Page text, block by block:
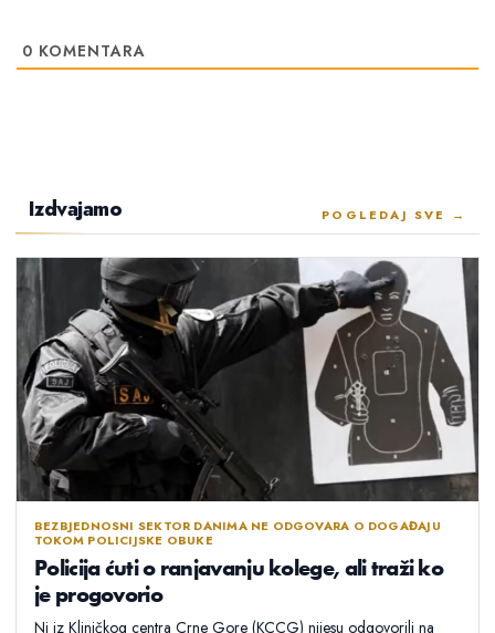
0 KOMENTARA
Izdvajamo POGLEDAJ SVE →
BEZBJEDNOSNI SEKTOR DANIMA NE ODGOVARA O DOGAĐAJU
TOKOM POLICIJSKE OBUKE
Policija ćuti o ranjavanju kolege, ali traži ko
je progovorio
Ni iz Kliničkog centra Crne Gore (KCCG) nijesu odgovorili na